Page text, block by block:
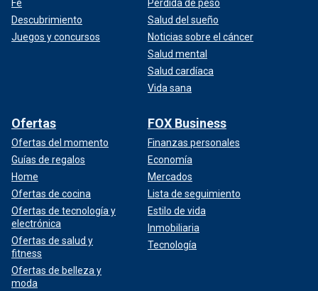
Fe
Descubrimiento
Juegos y concursos
Pérdida de peso
Salud del sueño
Noticias sobre el cáncer
Salud mental
Salud cardíaca
Vida sana
Ofertas
Ofertas del momento
Guías de regalos
Home
Ofertas de cocina
Ofertas de tecnología y
electrónica
Ofertas de salud y
fitness
Ofertas de belleza y
moda
FOX Business
Finanzas personales
Economía
Mercados
Lista de seguimiento
Estilo de vida
Inmobiliaria
Tecnología